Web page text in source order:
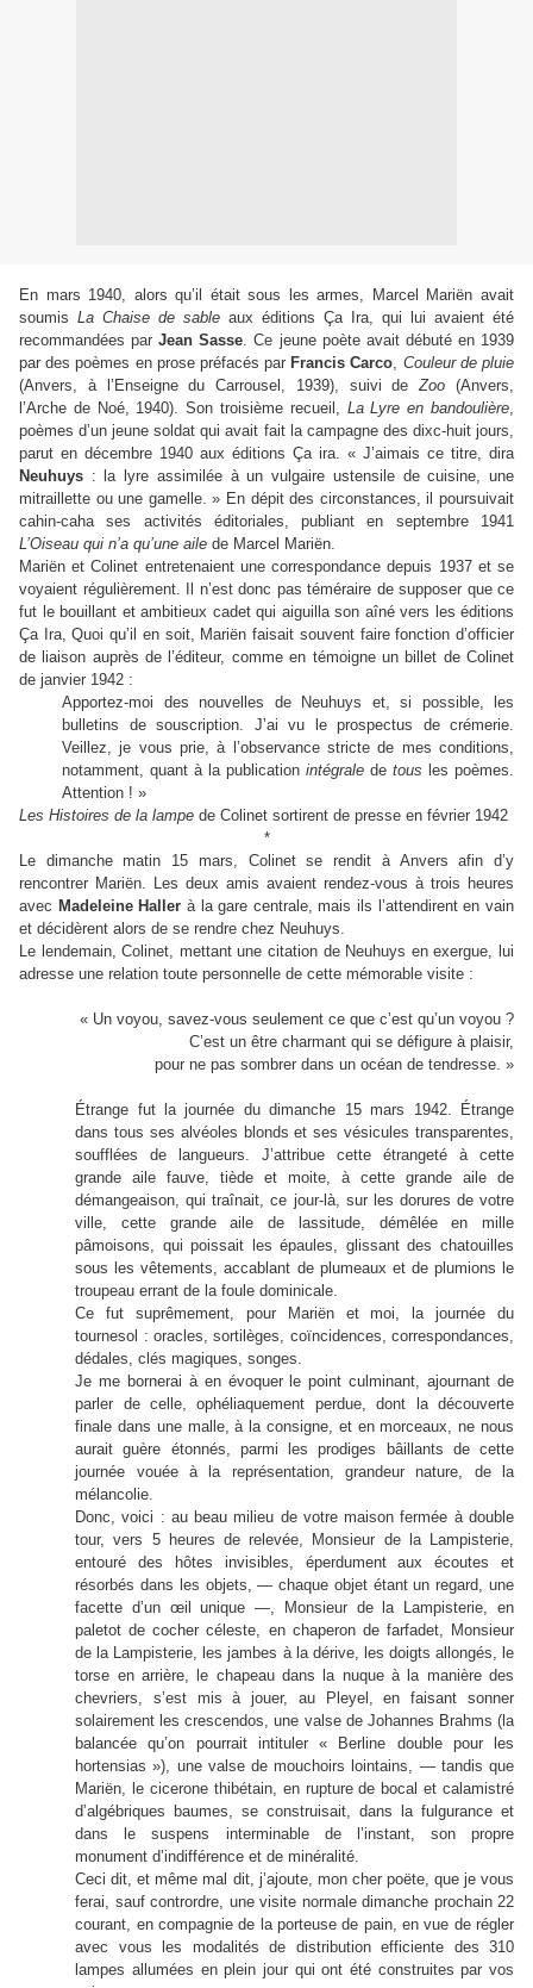
En mars 1940, alors qu’il était sous les armes, Marcel Mariën avait
soumis La Chaise de sable aux éditions Ça Ira, qui lui avaient été
recommandées parJean Sasse. Ce jeune poète avait débuté en 1939
par des poèmes en prose préfacés par Francis Carco, Couleur de pluie
(Anvers, à l’Enseigne du Carrousel, 1939), suivi deZoo (Anvers,
l’Arche de Noé, 1940). Son troisième recueil, La Lyre en bandoulière,
poèmes d’un jeune soldat qui avait fait la campagne des dixc-huit jours,
parut en décembre 1940 aux éditions Ça ira. « J’aimais ce titre, dira
Neuhuys : la lyre assimilée à un vulgaire ustensile de cuisine, une
mitraillette ou une gamelle. » En dépit des circonstances, il poursuivait
cahin-caha ses activités éditoriales, publiant en septembre 1941
L’Oiseau qui n’a qu’une aile de Marcel Mariën.
Mariën et Colinet entretenaient une correspondance depuis 1937 et se
voyaient régulièrement. Il n’est donc pas téméraire de supposer que ce
fut le bouillant et ambitieux cadet qui aiguilla son aîné vers les éditions
Ça Ira, Quoi qu’il en soit, Mariën faisait souvent faire fonction d’officier
de liaison auprès de l’éditeur, comme en témoigne un billet de Colinet
de janvier 1942 :
Apportez-moi des nouvelles de Neuhuys et, si possible, les
bulletins de souscription. J’ai vu le prospectus de crémerie.
Veillez, je vous prie, à l’observance stricte de mes conditions,
notamment, quant à la publication intégrale de tous les poèmes.
Attention ! »
Les Histoires de la lampe de Colinet sortirent de presse en février 1942
*
Le dimanche matin 15 mars, Colinet se rendit à Anvers afin d’y
rencontrer Mariën. Les deux amis avaient rendez-vous à trois heures
avec Madeleine Haller à la gare centrale, mais ils l’attendirent en vain
et décidèrent alors de se rendre chez Neuhuys.
Le lendemain, Colinet, mettant une citation de Neuhuys en exergue, lui
adresse une relation toute personnelle de cette mémorable visite :
« Un voyou, savez-vous seulement ce que c’est qu’un voyou ?
C’est un être charmant qui se défigure à plaisir,
pour ne pas sombrer dans un océan de tendresse. »
Étrange fut la journée du dimanche 15 mars 1942. Étrange
dans tous ses alvéoles blonds et ses vésicules transparentes,
soufflées de langueurs. J’attribue cette étrangeté à cette
grande aile fauve, tiède et moite, à cette grande aile de
démangeaison, qui traînait, ce jour-là, sur les dorures de votre
ville, cette grande aile de lassitude, démêlée en mille
pâmoisons, qui poissait les épaules, glissant des chatouilles
sous les vêtements, accablant de plumeaux et de plumions le
troupeau errant de la foule dominicale.
Ce fut suprêmement, pour Mariën et moi, la journée du
tournesol : oracles, sortilèges, coïncidences, correspondances,
dédales, clés magiques, songes.
Je me bornerai à en évoquer le point culminant, ajournant de
parler de celle, ophéliaquement perdue, dont la découverte
finale dans une malle, à la consigne, et en morceaux, ne nous
aurait guère étonnés, parmi les prodiges bâillants de cette
journée vouée à la représentation, grandeur nature, de la
mélancolie.
Donc, voici : au beau milieu de votre maison fermée à double
tour, vers 5 heures de relevée, Monsieur de la Lampisterie,
entouré des hôtes invisibles, éperdument aux écoutes et
résorbés dans les objets, — chaque objet étant un regard, une
facette d’un œil unique —, Monsieur de la Lampisterie, en
paletot de cocher céleste, en chaperon de farfadet, Monsieur
de la Lampisterie, les jambes à la dérive, les doigts allongés, le
torse en arrière, le chapeau dans la nuque à la manière des
chevriers, s’est mis à jouer, au Pleyel, en faisant sonner
solairement les crescendos, une valse de Johannes Brahms (la
balancée qu’on pourrait intituler « Berline double pour les
hortensias »), une valse de mouchoirs lointains, — tandis que
Mariën, le cicerone thibétain, en rupture de bocal et calamistré
d’algébriques baumes, se construisait, dans la fulgurance et
dans le suspens interminable de l’instant, son propre
monument d’indifférence et de minéralité.
Ceci dit, et même mal dit, j’ajoute, mon cher poëte, que je vous
ferai, sauf contrordre, une visite normale dimanche prochain 22
courant, en compagnie de la porteuse de pain, en vue de régler
avec vous les modalités de distribution efficiente des 310
lampes allumées en plein jour qui ont été construites par vos